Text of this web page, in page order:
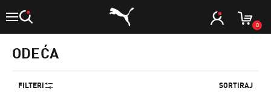
0
ODEĆA
FILTERI SORTIRAJ